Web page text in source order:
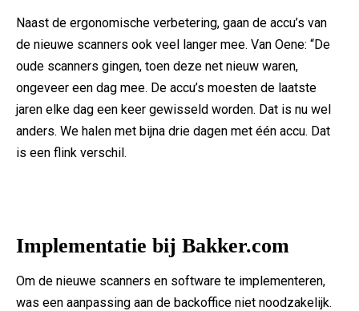
Naast de ergonomische verbetering, gaan de accu’s van
de nieuwe scanners ook veel langer mee. Van Oene: “De
oude scanners gingen, toen deze net nieuw waren,
ongeveer een dag mee. De accu’s moesten de laatste
jaren elke dag een keer gewisseld worden. Dat is nu wel
anders. We halen met bijna drie dagen met één accu. Dat
is een flink verschil.
Implementatie bij Bakker.com
Om de nieuwe scanners en software te implementeren,
was een aanpassing aan de backoffice niet noodzakelijk.